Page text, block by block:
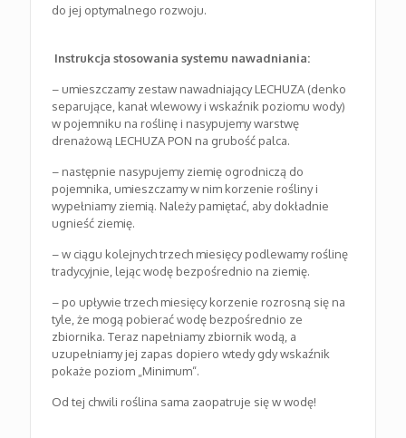
do jej optymalnego rozwoju.
Instrukcja stosowania systemu nawadniania:
– umieszczamy zestaw nawadniający LECHUZA (denko
separujące, kanał wlewowy i wskaźnik poziomu wody)
w pojemniku na roślinę i nasypujemy warstwę
drenażową LECHUZA PON na grubość palca.
– następnie nasypujemy ziemię ogrodniczą do
pojemnika, umieszczamy w nim korzenie rośliny i
wypełniamy ziemią. Należy pamiętać, aby dokładnie
ugnieść ziemię.
– w ciągu kolejnych trzech miesięcy podlewamy roślinę
tradycyjnie, lejąc wodę bezpośrednio na ziemię.
– po upływie trzech miesięcy korzenie rozrosną się na
tyle, że mogą pobierać wodę bezpośrednio ze
zbiornika. Teraz napełniamy zbiornik wodą, a
uzupełniamy jej zapas dopiero wtedy gdy wskaźnik
pokaże poziom „Minimum“.
Od tej chwili roślina sama zaopatruje się w wodę!